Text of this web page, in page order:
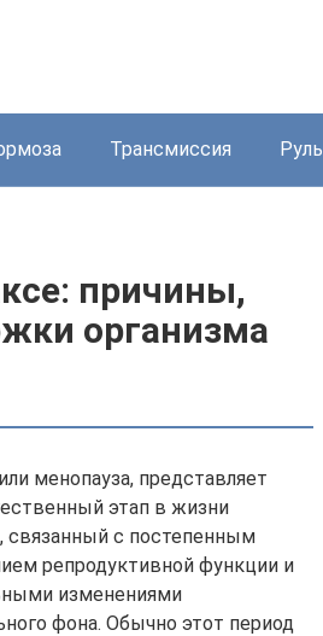
Трансмиссия Руль
причины,
организма
менопауза, представляет
этап в жизни
с постепенным
репродуктивной функции и
изменениями
фона. Обычно этот период